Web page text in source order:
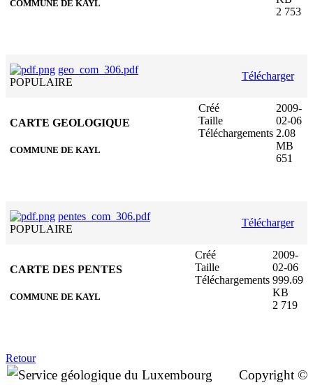
COMMUNE DE KAYL
2 753
geo_com_306.pdf
POPULAIRE
Télécharger
CARTE GEOLOGIQUE
COMMUNE DE KAYL
Créé
Taille
Téléchargements
2009-
02-06
2.08
MB
651
pentes_com_306.pdf
POPULAIRE
Télécharger
CARTE DES PENTES
COMMUNE DE KAYL
Créé
Taille
Téléchargements
2009-
02-06
999.69
KB
2 719
Retour
Copyright ©